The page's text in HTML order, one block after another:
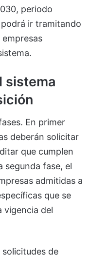
periodo
ir tramitando
sistema
En primer
deberán solicitar
que cumplen
segunda fase, el
admitidas a
que se
vigencia del
de